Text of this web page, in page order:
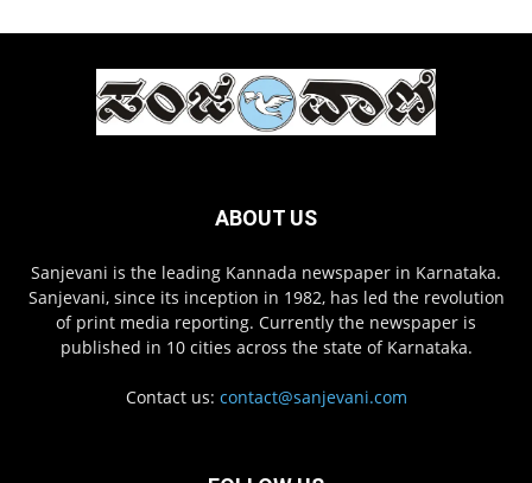
ABOUT US
Sanjevani is the leading Kannada newspaper in Karnataka.
Sanjevani, since its inception in 1982, has led the revolution
of print media reporting. Currently the newspaper is
published in 10 cities across the state of Karnataka.
Contact us: contact@sanjevani.com